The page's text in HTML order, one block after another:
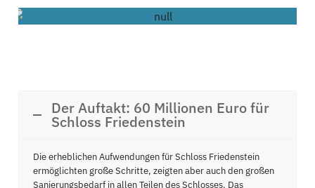
Der Auftakt: 60 Millionen Euro für
Schloss Friedenstein
Die erheblichen Aufwendungen für Schloss Friedenstein
ermöglichten große Schritte, zeigten aber auch den großen
Sanierungsbedarf in allen Teilen des Schlosses. Das